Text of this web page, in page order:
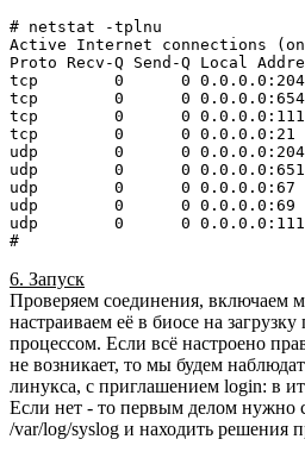
# netstat -tplnu
Active Internet connections
Proto Recv-Q Send-Q Local
tcp        0      0
tcp        0      0
tcp        0      0
tcp        0      0 0.0.0.0:21
udp        0      0
udp        0      0
udp        0      0
udp        0      0
udp        0      0
#
6. Запуск
Проверяем соединения, включаем
настраиваем её в биосе на
процессом. Если всё настроено
не возникает, то мы будем
линукса, с приглашением login: в
Если нет - то первым делом нужно
/var/log/syslog и находить решения